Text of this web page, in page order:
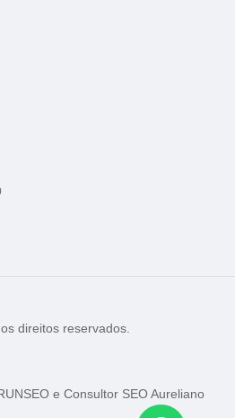
direitos reservados.
e Consultor SEO Aureliano